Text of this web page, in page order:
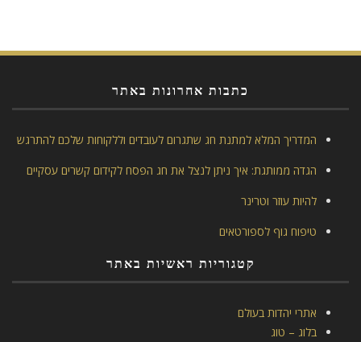
כתבות אחרונות באתר
המדריך המלא למתנת חג שתגרום לעובדים וללקוחות שלכם להתרגש
הגדה ממותגת: איך ניתן לנצל את חג הפסח לקידום קשרים עסקיים
להיות עוזר וטרינר
טיפוח גוף לספורטאים
קטגוריות ראשיות באתר
אתרי יהדות בעולם
בלוג – טוג